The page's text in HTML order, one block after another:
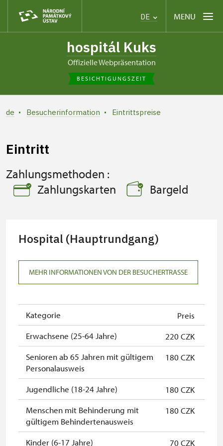
DE MENU
hospitál Kuks
offizielle Webpräsentation
BESICHTIGUNGSZEIT
de Besucherinformation Eintrittspreise
Eintritt
Zahlungsmethoden :
Zahlungskarten
Bargeld
Hospital (Hauptrundgang)
MEHR INFORMATIONEN VON DER BESUCHERTRASSE
Kategorie
Preis
Erwachsene (25-64 Jahre)
220 CZK
Senioren ab 65 Jahren mit gültigem
Personalausweis
180 CZK
Jugendliche (18-24 Jahre)
180 CZK
Menschen mit Behinderung mit
gültigem Behindertenausweis
180 CZK
Kinder (6-17 Jahre)
70 CZK